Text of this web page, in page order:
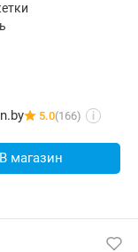
5.0(166) i
В магазин